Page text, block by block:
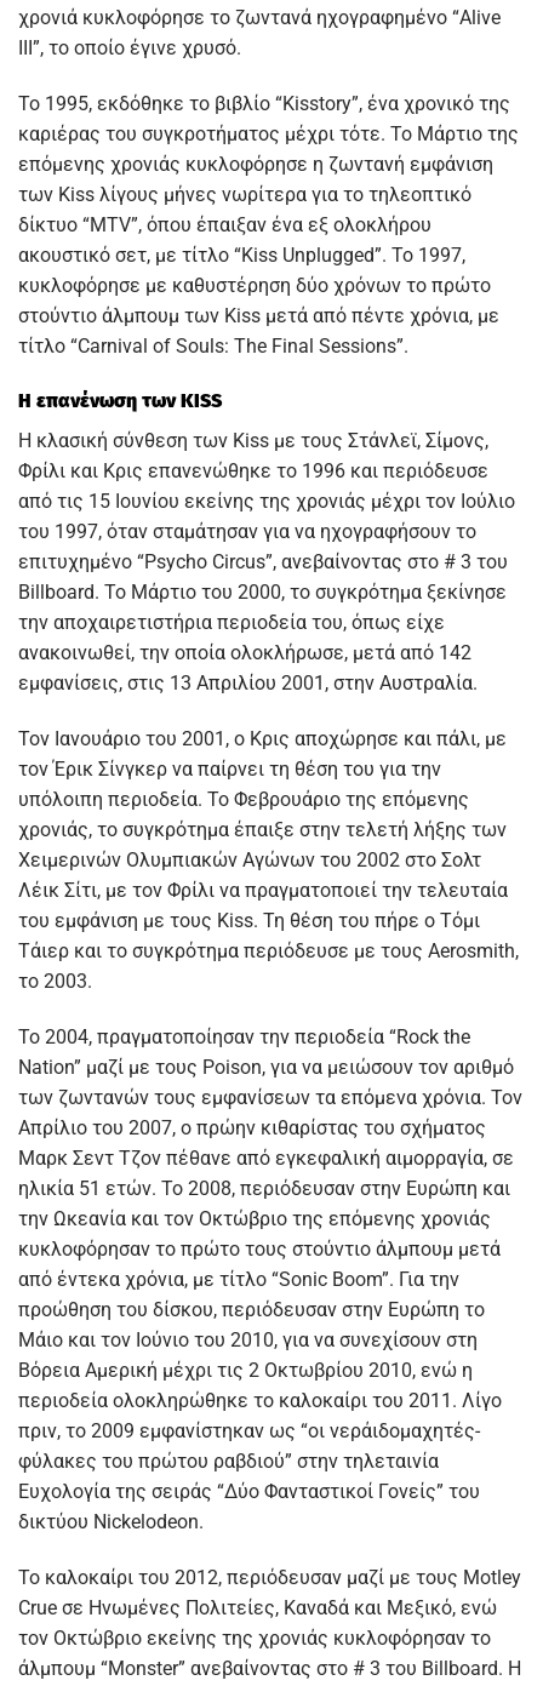
χρονιά κυκλοφόρησε το ζωντανά ηχογραφημένο “Alive
III”, το οποίο έγινε χρυσό.
Το 1995, εκδόθηκε το βιβλίο “Kisstory”, ένα χρονικό της
καριέρας του συγκροτήματος μέχρι τότε. Το Μάρτιο της
επόμενης χρονιάς κυκλοφόρησε η ζωντανή εμφάνιση
των Kiss λίγους μήνες νωρίτερα για το τηλεοπτικό
δίκτυο “MTV”, όπου έπαιξαν ένα εξ ολοκλήρου
ακουστικό σετ, με τίτλο “Kiss Unplugged”. Το 1997,
κυκλοφόρησε με καθυστέρηση δύο χρόνων το πρώτο
στούντιο άλμπουμ των Kiss μετά από πέντε χρόνια, με
τίτλο “Carnival of Souls: The Final Sessions”.
Η επανένωση των KISS
Η κλασική σύνθεση των Kiss με τους Στάνλεϊ, Σίμονς,
Φρίλι και Κρις επανενώθηκε το 1996 και περιόδευσε
από τις 15 Ιουνίου εκείνης της χρονιάς μέχρι τον Ιούλιο
του 1997, όταν σταμάτησαν για να ηχογραφήσουν το
επιτυχημένο “Psycho Circus”, ανεβαίνοντας στο # 3 του
Billboard. Το Μάρτιο του 2000, το συγκρότημα ξεκίνησε
την αποχαιρετιστήρια περιοδεία του, όπως είχε
ανακοινωθεί, την οποία ολοκλήρωσε, μετά από 142
εμφανίσεις, στις 13 Απριλίου 2001, στην Αυστραλία.
Τον Ιανουάριο του 2001, ο Κρις αποχώρησε και πάλι, με
τον Έρικ Σίνγκερ να παίρνει τη θέση του για την
υπόλοιπη περιοδεία. Το Φεβρουάριο της επόμενης
χρονιάς, το συγκρότημα έπαιξε στην τελετή λήξης των
Χειμερινών Ολυμπιακών Αγώνων του 2002 στο Σολτ
Λέικ Σίτι, με τον Φρίλι να πραγματοποιεί την τελευταία
του εμφάνιση με τους Kiss. Τη θέση του πήρε ο Τόμι
Τάιερ και το συγκρότημα περιόδευσε με τους Aerosmith,
το 2003.
Το 2004, πραγματοποίησαν την περιοδεία “Rock the
Nation” μαζί με τους Poison, για να μειώσουν τον αριθμό
των ζωντανών τους εμφανίσεων τα επόμενα χρόνια. Τον
Απρίλιο του 2007, ο πρώην κιθαρίστας του σχήματος
Μαρκ Σεντ Τζον πέθανε από εγκεφαλική αιμορραγία, σε
ηλικία 51 ετών. Το 2008, περιόδευσαν στην Ευρώπη και
την Ωκεανία και τον Οκτώβριο της επόμενης χρονιάς
κυκλοφόρησαν το πρώτο τους στούντιο άλμπουμ μετά
από έντεκα χρόνια, με τίτλο “Sonic Boom”. Για την
προώθηση του δίσκου, περιόδευσαν στην Ευρώπη το
Μάιο και τον Ιούνιο του 2010, για να συνεχίσουν στη
Βόρεια Αμερική μέχρι τις 2 Οκτωβρίου 2010, ενώ η
περιοδεία ολοκληρώθηκε το καλοκαίρι του 2011. Λίγο
πριν, το 2009 εμφανίστηκαν ως “οι νεράιδομαχητές-
φύλακες του πρώτου ραβδιού” στην τηλεταινία
Ευχολογία της σειράς “Δύο Φανταστικοί Γονείς” του
δικτύου Nickelodeon.
Το καλοκαίρι του 2012, περιόδευσαν μαζί με τους Motley
Crue σε Ηνωμένες Πολιτείες, Καναδά και Μεξικό, ενώ
τον Οκτώβριο εκείνης της χρονιάς κυκλοφόρησαν το
άλμπουμ “Monster” ανεβαίνοντας στο # 3 του Billboard. Η